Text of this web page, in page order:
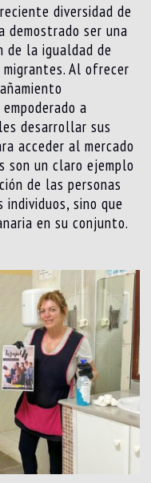
diversidad de
demostrado ser una
de la igualdad de
Al ofrecer
a
desarrollar sus
acceder al mercado
son un claro ejemplo
de las personas
sino que
en su conjunto.